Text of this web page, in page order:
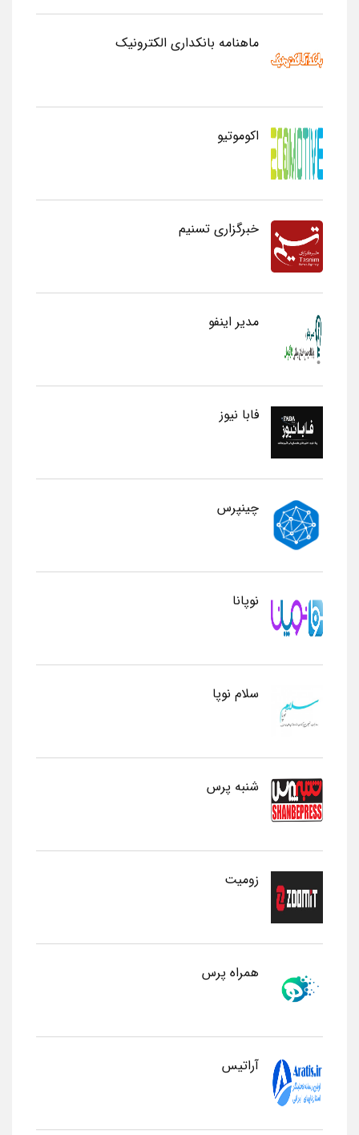
ماهنامه بانکداری الکترونیک
اکوموتیو
خبرگزاری تسنیم
مدیر اینفو
فابا نیوز
چینپرس
نوپانا
سلام نوپا
شنبه پرس
زومیت
همراه پرس
آراتیس